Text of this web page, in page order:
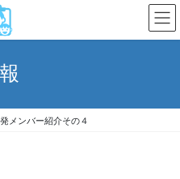
メンバー紹介その４